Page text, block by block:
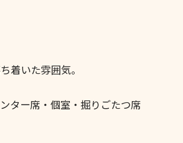
着いた雰囲気。
ター席・個室・掘りごたつ席